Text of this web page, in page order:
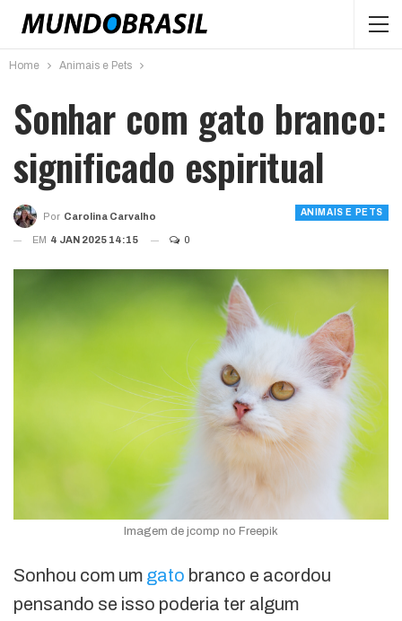
Home Animais e Pets
Sonhar com gato branco:
significado espiritual
ANIMAIS E PETS
Por Carolina Carvalho
EM 4 JAN 2025 14:15 0
Imagem de jcomp no Freepik
Sonhou com um gato branco e acordou
pensando se isso poderia ter algum